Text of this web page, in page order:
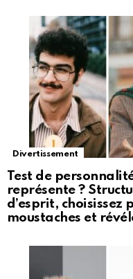
Divertissement
Test de
représente ?
d’esprit, choisissez
moustaches et